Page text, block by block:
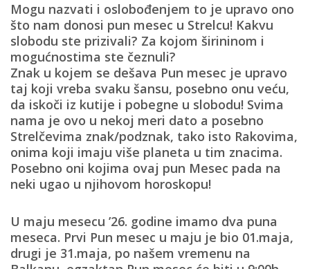
Mogu nazvati i oslobođenjem to je upravo ono
što nam donosi pun mesec u Strelcu! Kakvu
slobodu ste prizivali? Za kojom širininom i
mogućnostima ste čeznuli?
Znak u kojem se dešava Pun mesec je upravo
taj koji vreba svaku šansu, posebno onu veću,
da iskoči iz kutije i pobegne u slobodu! Svima
nama je ovo u nekoj meri dato a posebno
Strelčevima znak/podznak, tako isto Rakovima,
onima koji imaju više planeta u tim znacima.
Posebno oni kojima ovaj pun Mesec pada na
neki ugao u njihovom horoskopu!
U maju mesecu ’26. godine imamo dva puna
meseca. Prvi Pun mesec u maju je bio 01.maja,
drugi je 31.maja, po našem vremenu na